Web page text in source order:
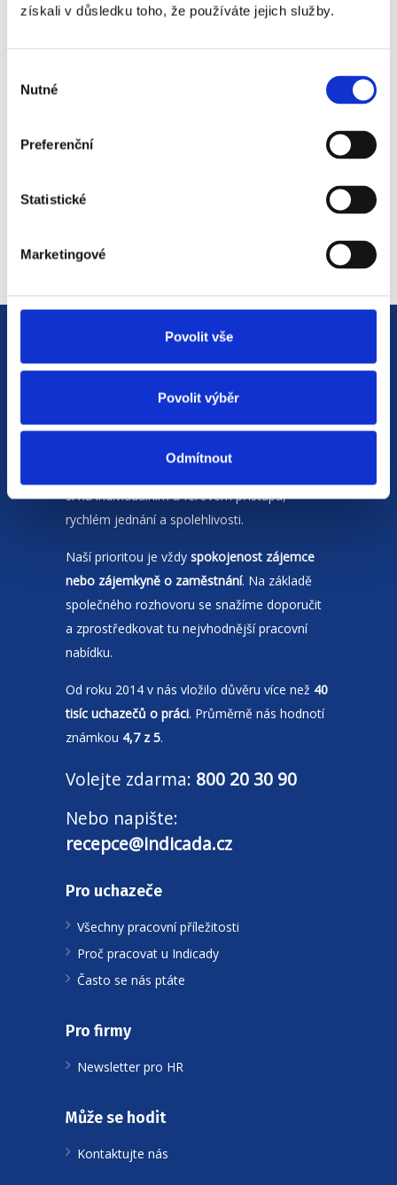
získali v důsledku toho, že používáte jejich služby.
souhlasu
Nutné
Preferenční
Statistické
Marketingové
Povolit vše
Povolit výběr
Odmítnout
s pobočkami v
si na individuálním a férovém přístupu,
rychlém jednání a spolehlivosti.
Naší prioritou je vždy spokojenost zájemce
nebo zájemkyně o zaměstnání. Na základě
společného rozhovoru se snažíme doporučit
a zprostředkovat tu nejvhodnější pracovní
nabídku.
Od roku 2014 v nás vložilo důvěru více než 40
tisíc uchazečů o práci. Průměrně nás hodnotí
známkou 4,7 z 5.
Volejte zdarma: 800 20 30 90
Nebo napište:
recepce@indicada.cz
Pro uchazeče
Všechny pracovní příležitosti
Proč pracovat u Indicady
Často se nás ptáte
Pro firmy
Newsletter pro HR
Může se hodit
Kontaktujte nás